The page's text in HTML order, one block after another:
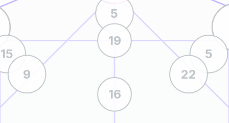
5
19
16
15
9
5
22